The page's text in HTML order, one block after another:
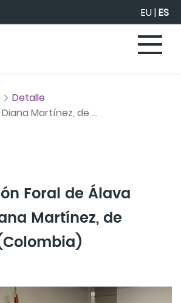
EU|ES
Detalle
La DFA recibe a Diana Martínez, de Agrocafre (Colombia)
Foral de Álava
Martínez, de